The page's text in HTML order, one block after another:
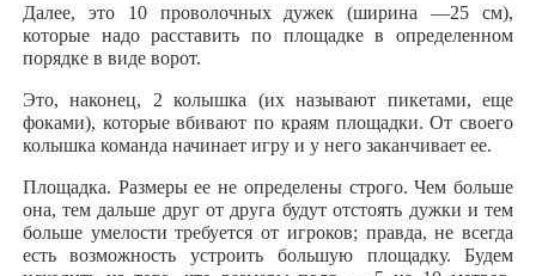
Далее, это 10 проволочных дужек (ширина —25 см),
которые надо расставить по площадке в определенном
порядке в виде ворот.
Это, наконец, 2 колышка (их называют пикетами, еще
фоками), которые вбивают по краям площадки. От своего
колышка команда начинает игру и у него заканчивает ее.
Площадка. Размеры ее не определены строго. Чем больше
она, тем дальше друг от друга будут отстоять дужки и тем
больше умелости требуется от игроков; правда, не всегда
есть возможность устроить большую площадку. Будем